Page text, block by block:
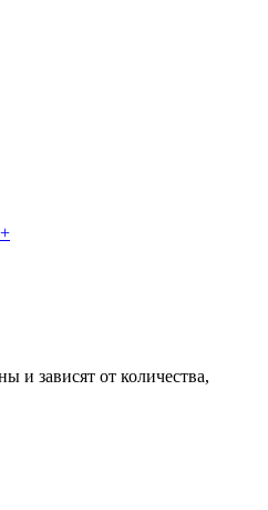
+
и зависят от количества,